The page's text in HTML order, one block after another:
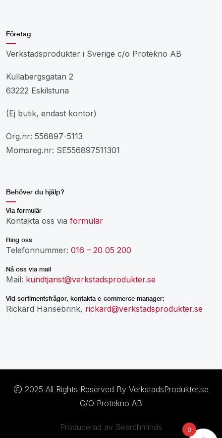
Företag
Verkstadsprodukter i Sverige c/o Protekno AB
Kullabergsgatan 2
63222 Eskilstuna
(Ej butik, endast kontor)
Org.nr: 556897-5113
Momsreg.nr: SE556897511301
Behöver du hjälp?
Via formulär
Kontakta oss via formulär
Ring oss
Telefonnummer: 016 – 20 05 200
Nå oss via mail
Mail: kundtjanst@verkstadsprodukter.se
Vid sortimentsfrågor, kontakta e-commerce manager:
Rickard Hansebrink, rickard@verkstadsprodukter.se
2025 All Rights Reserved By VerkstadsProdukter.se
C/O Protekno AB
Producerad av Searchminds 0